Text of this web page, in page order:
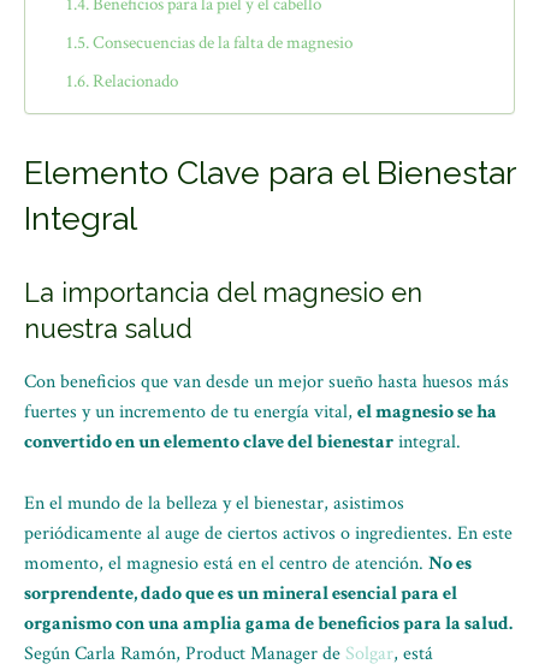
Consecuencias de la falta de magnesio
Relacionado
Elemento Clave para el Bienestar
Integral
La importancia del magnesio en
nuestra salud
Con beneficios que van desde un mejor sueño hasta huesos más
fuertes y un incremento de tu energía vital, el magnesio se ha
convertido en un elemento clave del bienestarintegral.
En el mundo de la belleza y el bienestar, asistimos
periódicamente al auge de ciertos activos o ingredientes. En este
momento, el magnesio está en el centro de atención. No es
sorprendente, dado que es un mineral esencial para el
organismo con una amplia gama de beneficios para la salud.
Según Carla Ramón, Product Manager de Solgar, está